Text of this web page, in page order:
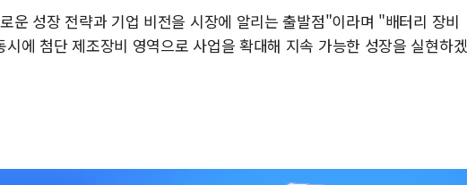
운 성장 전략과 기업 비전을 시장에 알리는 출발점"이라며 "배터리 장비
에 첨단 제조장비 영역으로 사업을 확대해 지속 가능한 성장을 실현하겠